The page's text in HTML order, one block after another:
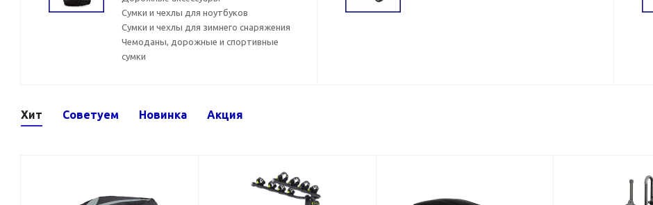
Сумки и чехлы для ноутбуков
Сумки и чехлы для зимнего снаряжения
Чемоданы, дорожные и спортивные
сумки
Хит Советуем Новинка Акция